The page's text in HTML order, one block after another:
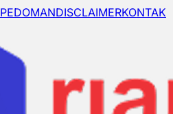
PEDOMANDISCLAIMERKONTAK